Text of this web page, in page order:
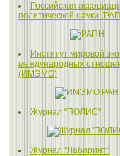
Российская
политической науки
Институт мировой
международных
(ИМЭМО)
Журнал "ПОЛИС"
Журнал "Лабиринт"